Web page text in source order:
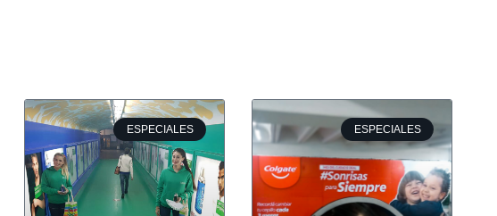
ESPECIALES ESPECIALES